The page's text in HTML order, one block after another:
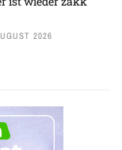
2026